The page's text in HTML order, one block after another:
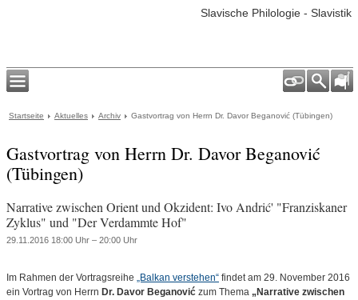
Slavische Philologie - Slavistik
Startseite Aktuelles Archiv Gastvortrag von Herrn Dr. Davor Beganović (Tübingen)
Gastvortrag von Herrn Dr. Davor Beganović
(Tübingen)
Narrative zwischen Orient und Okzident: Ivo Andrić' "Franziskaner
Zyklus" und "Der Verdammte Hof"
29.11.2016 18:00 Uhr – 20:00 Uhr
Im Rahmen der Vortragsreihe „Balkan verstehen“ findet am 29. November 2016
ein Vortrag von Herrn Dr. Davor Beganović zum Thema „Narrative zwischen